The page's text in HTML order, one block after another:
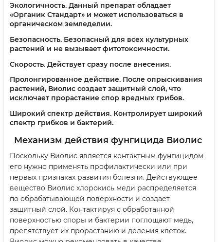
Экологичность. Данный препарат обладает
«Органик Стандарт» и может использоваться в
органическом земледелии.
Безопасность. Безопасный для всех культурных
растений и не вызывает фитотоксичности.
Скорость. Действует сразу после внесения.
Пролонгированное действие. После опрыскивания
растений, Виолис создает защитный слой, что
исключает прорастание спор вредных грибов.
Широкий спектр действия. Контролирует широкий
спектр грибков и бактерий.
Механизм действия фунгицида Виолис
Поскольку Виолис является контактным фунгицидом
его нужно применять профилактически или при
первых признаках развития болезни. Действующее
вещество Виолис хлорокись меди распределяется
по обрабатывающей поверхности и создает
защитный слой. Контактируя с обработанной
поверхностью споры и бактерии поглощают медь,
препятствует их прорастанию и деления клеток.